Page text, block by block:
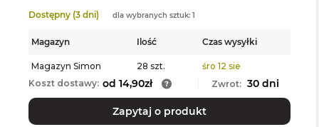
Dostępny (3 dni) dla wybranych sztuk: 1
Magazyn Ilość Czas wysyłki
Magazyn Simon 28 szt.
śro 12 sie
Koszt dostawy: od 14,90zł Zwrot: 30 dni
Zapytaj o produkt